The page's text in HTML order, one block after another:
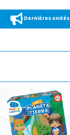
Dernières unités